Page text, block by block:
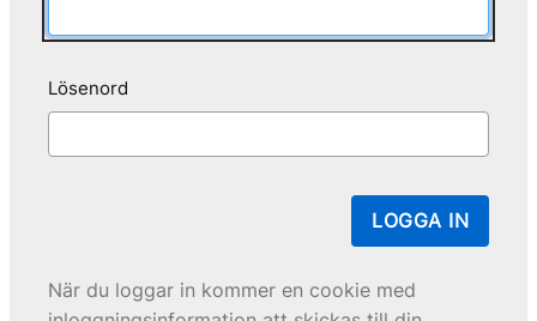
Lösenord
LOGGA IN
När du loggar in kommer en cookie med